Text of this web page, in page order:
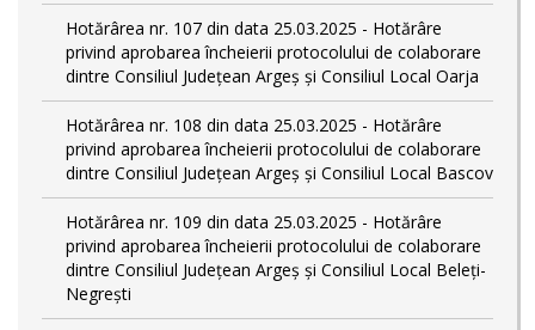
Hotărârea nr. 107 din data 25.03.2025 - Hotărâre
privind aprobarea încheierii protocolului de colaborare
dintre Consiliul Județean Argeș și Consiliul Local Oarja
Hotărârea nr. 108 din data 25.03.2025 - Hotărâre
privind aprobarea încheierii protocolului de colaborare
dintre Consiliul Județean Argeș și Consiliul Local Bascov
Hotărârea nr. 109 din data 25.03.2025 - Hotărâre
privind aprobarea încheierii protocolului de colaborare
dintre Consiliul Județean Argeș și Consiliul Local Beleți-
Negrești